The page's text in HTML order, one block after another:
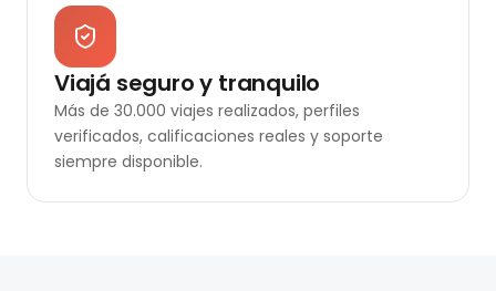
Viajá seguro y tranquilo
Más de 30.000 viajes realizados, perfiles
verificados, calificaciones reales y soporte
siempre disponible.